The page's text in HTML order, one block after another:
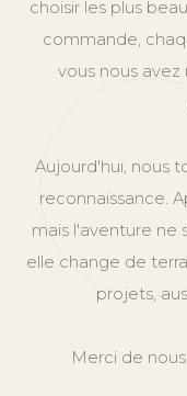
choisir les plus
commande,
vous nous
Aujourd'hui, nous
reconnaissance.
mais l'aventure ne
elle change de
projets,
Merci de